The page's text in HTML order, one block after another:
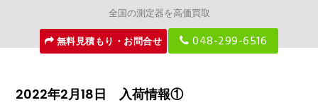
全国の測定器を高価買取
無料見積もり・お問合せ
048-299-6516
2022年2月18日 入荷情報①